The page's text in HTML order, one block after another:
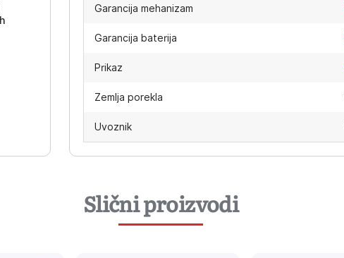
Garancija mehanizam
Garancija baterija
Prikaz
Zemlja porekla
Uvoznik
Slični proizvodi